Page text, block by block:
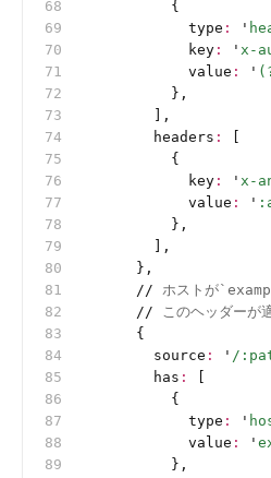
          {
            type
: '
            key
: ' x-
            value
: '
          },
        ],
        headers
:
          {
            key
: ' x-
            value
: '
          },
        ],
      },
      //
ホストが
      //
このヘッダーが
      {
        source
: ' /
        has
:
          {
            type
: '
            value
: '
          },